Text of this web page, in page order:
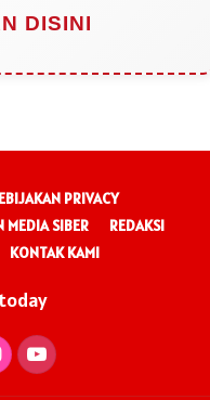
DISINI
PRIVACY
MEDIA SIBER
REDAKSI
KONTAK KAMI